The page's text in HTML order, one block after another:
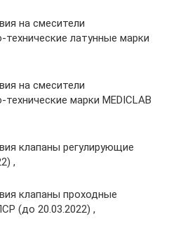
на смесители
латунные марки
на смесители
марки MEDICLAB
клапаны регулирующие
,
клапаны проходные
(до 20.03.2022) ,